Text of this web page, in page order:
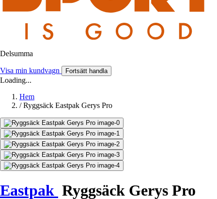
Delsumma
Visa min kundvagn Fortsätt handla
Loading...
Hem
/ Ryggsäck Eastpak Gerys Pro
Eastpak Ryggsäck Gerys Pro